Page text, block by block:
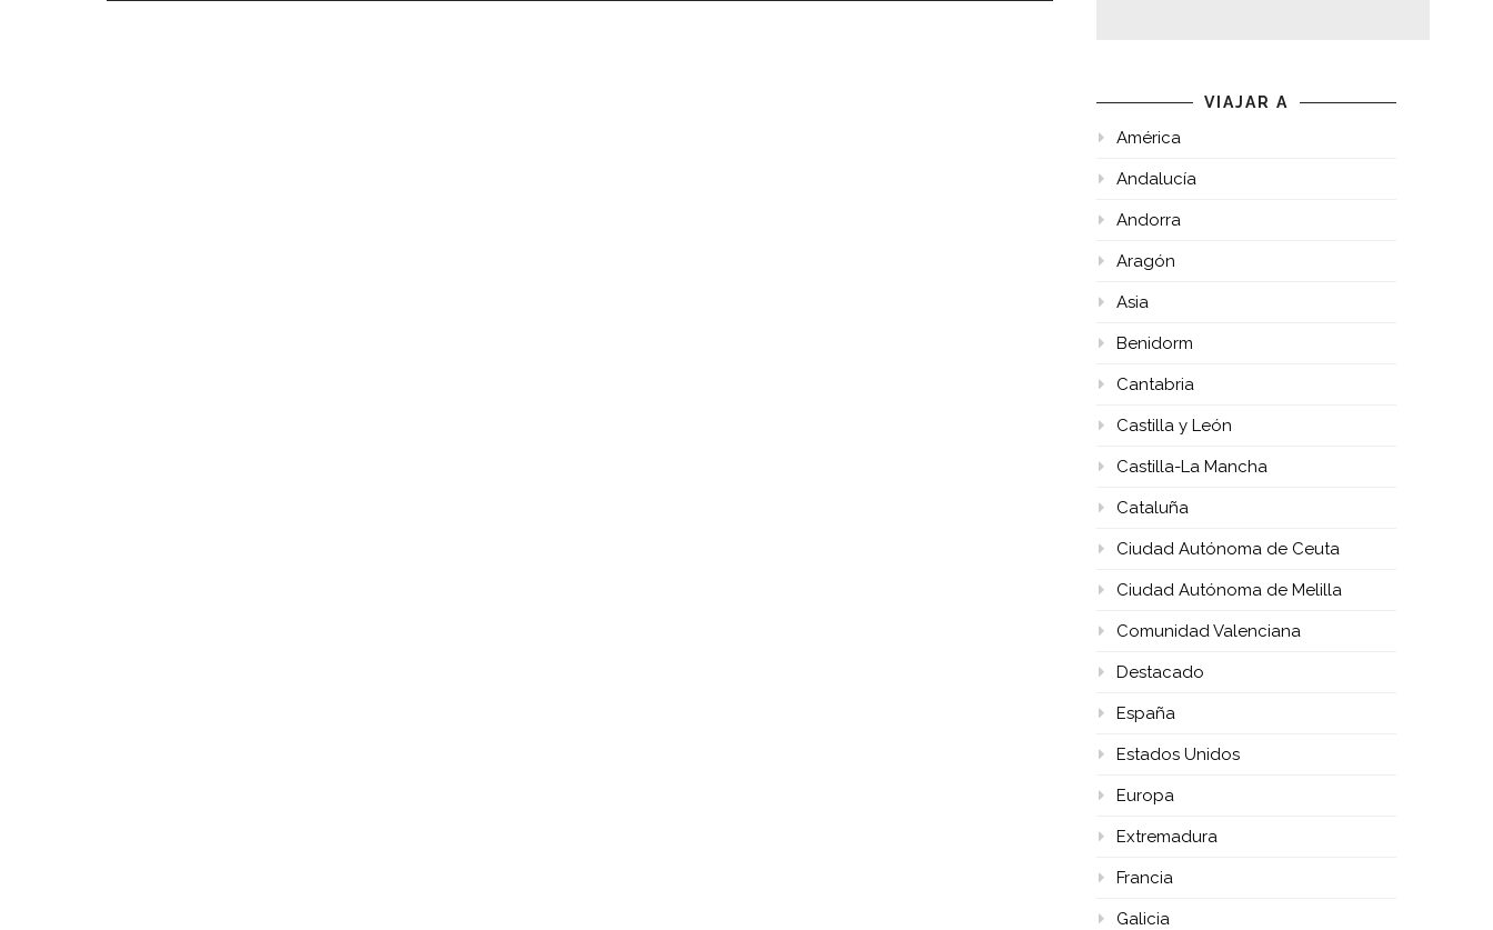
VIAJAR A
América
Andalucía
Andorra
Aragón
Asia
Benidorm
Cantabria
Castilla y León
Castilla-La Mancha
Cataluña
Ciudad Autónoma de Ceuta
Ciudad Autónoma de Melilla
Comunidad Valenciana
Destacado
España
Estados Unidos
Europa
Extremadura
Francia
Galicia